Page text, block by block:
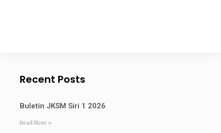
Recent Posts
Buletin JKSM Siri 1 2026
Read More »